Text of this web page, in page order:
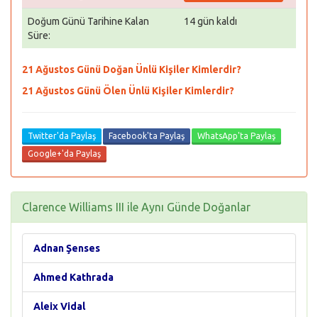
Doğum Günü Tarihine Kalan
Süre:
14 gün kaldı
21 Ağustos Günü Doğan Ünlü Kişiler Kimlerdir?
21 Ağustos Günü Ölen Ünlü Kişiler Kimlerdir?
Twitter'da Paylaş Facebook'ta Paylaş
WhatsApp'ta Paylaş
Google+'da Paylaş
Clarence Williams III ile Aynı Günde Doğanlar
Adnan Şenses
Ahmed Kathrada
Aleix Vidal